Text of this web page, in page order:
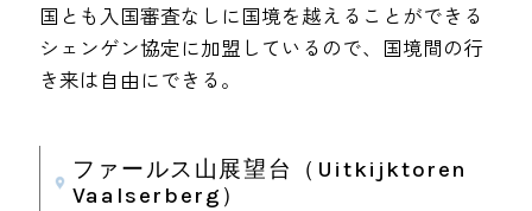
国とも入国審査なしに国境を越えることができる
シェンゲン協定に加盟しているので、国境間の行
き来は自由にできる。
ファールス山展望台（Uitkijktoren
Vaalserberg）